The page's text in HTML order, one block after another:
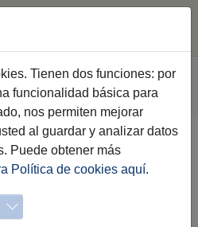
Linea 16
Casinos - Avda.
Tienen dos funciones: por
funcionalidad básica para
nos permiten mejorar
al guardar y analizar datos
Puede obtener más
Política de cookies aquí.